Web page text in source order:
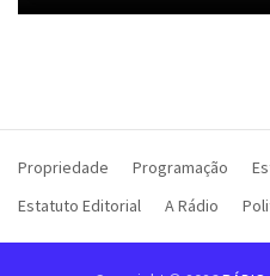
Propriedade Programação
Estatuto Editorial
A Rádio